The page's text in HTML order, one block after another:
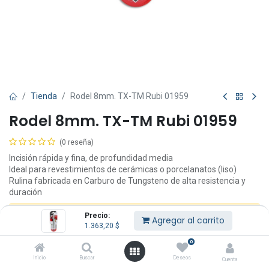
Precio:
1.363,20 $ Agregar al carrito
Inicio Buscar
0
Deseos Cuenta
Tienda Rodel 8mm. TX-TM Rubi 01959
Rodel 8mm. TX-TM Rubi 01959
(0 reseña)
Incisión rápida y fina, de profundidad media
Ideal para revestimientos de cerámicas o porcelanatos (liso)
Rulina fabricada en Carburo de Tungsteno de alta resistencia y
duración
Este producto ya no está disponible.